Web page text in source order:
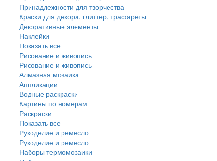
Принадлежности для творчества
Краски для декора, глиттер, трафареты
Декоративные элементы
Наклейки
Показать все
Рисование и живопись
Рисование и живопись
Алмазная мозаика
Аппликации
Водные раскраски
Картины по номерам
Раскраски
Показать все
Рукоделие и ремесло
Рукоделие и ремесло
Наборы термомозаики